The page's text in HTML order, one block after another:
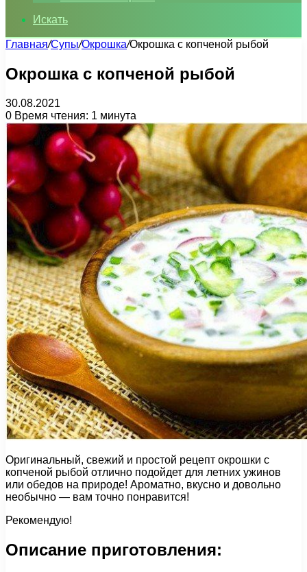
Искать
Главная/Супы/Окрошка/Окрошка с копченой рыбой
Окрошка с копченой рыбой
30.08.2021
0 Время чтения: 1 минута
Оригинальный, свежий и простой рецепт окрошки с
копченой рыбой отлично подойдет для летних ужинов
или обедов на природе! Ароматно, вкусно и довольно
необычно — вам точно понравится!
Рекомендую!
Описание приготовления: